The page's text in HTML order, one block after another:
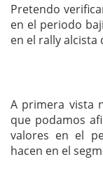
Pretendo
en el periodo
en el rally alcista
A primera vista
que podamos
valores en el
hacen en el